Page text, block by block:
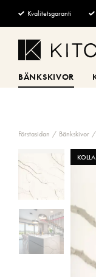
Kvalitetsgaranti
BÄNKSKIVOR
Förstasidan Bänkskivor